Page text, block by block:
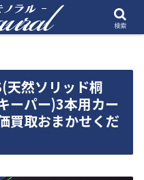
然ソリッド桐
ーパー)3本用カー
買取おまかせくだ
検索